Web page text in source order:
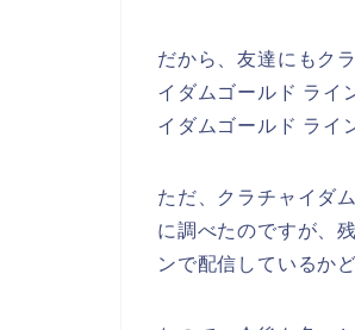
だから、友達にもク
イダムゴールド ライ
イダムゴールド ライ
ただ、クラチャイダ
に調べたのですが、
ンで配信しているか